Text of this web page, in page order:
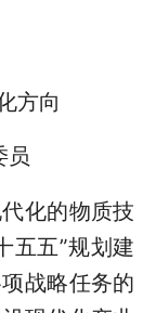
方向
化的物质技
五五”规划建
战略任务的